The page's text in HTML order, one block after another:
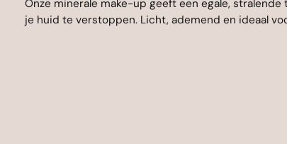
Onze minerale make-up geeft een egale,
je huid te verstoppen. Licht, ademend en ideaal